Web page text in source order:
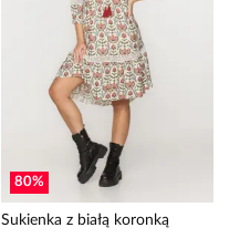
80%
Sukienka z białą koronką